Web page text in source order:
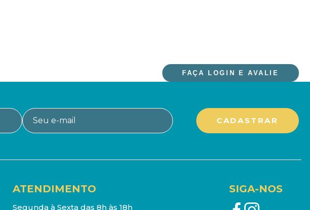
FAÇA LOGIN E AVALIE
ATENDIMENTO
Segunda à Sexta das 8h às 18h
SIGA-NOS